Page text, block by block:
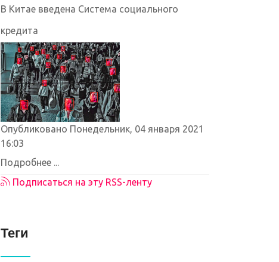
В Китае введена Система социального
кредита
Опубликовано Понедельник, 04 января 2021
16:03
Подробнее ...
Подписаться на эту RSS-ленту
Теги